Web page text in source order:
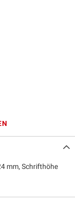
mm, Schrifthöhe